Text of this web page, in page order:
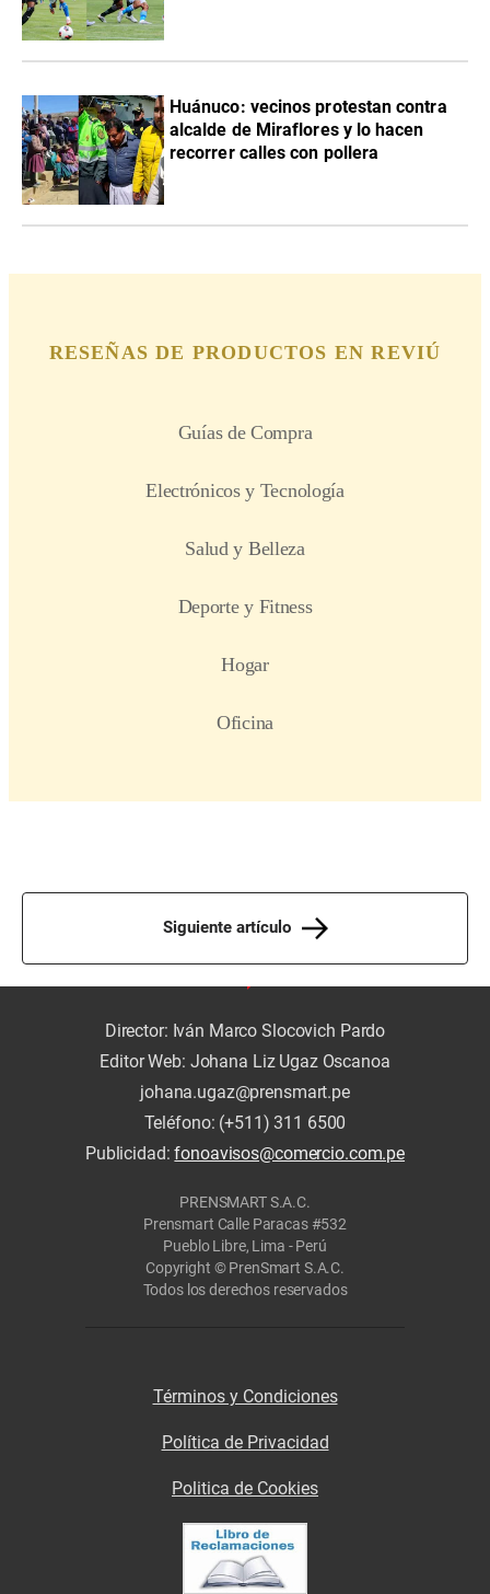
Huánuco: vecinos protestan contra
alcalde de Miraflores y lo hacen
recorrer calles con pollera
Siguiente artículo
Director: Iván Marco Slocovich Pardo
Editor Web: Johana Liz Ugaz Oscanoa
johana.ugaz@prensmart.pe
Teléfono: (+511) 311 6500
Publicidad:fonoavisos@comercio.com.pe
PRENSMART S.A.C.
Prensmart Calle Paracas #532
Pueblo Libre, Lima - Perú
Copyright © PrenSmart S.A.C.
Todos los derechos reservados
Términos y Condiciones
Política de Privacidad
Politica de Cookies